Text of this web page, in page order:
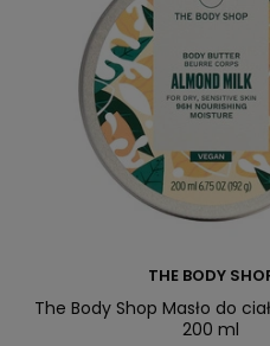
THE BODY
The Body Shop Masło do
200 ml